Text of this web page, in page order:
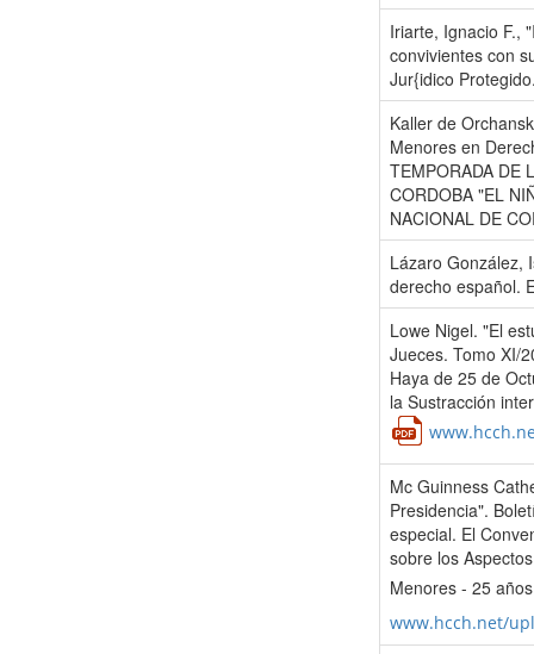
Iriarte, Ignacio F.,
convivientes con
Jur{idico
Kaller de
Menores en
TEMPORADA DE
CORDOBA "EL
NACIONAL DE
Lázaro González,
derecho español.
Lowe Nigel. "El
Jueces. Tomo XI/
Haya de 25 de
la Sustracción
Mc Guinness
Presidencia".
especial. El
sobre los
Menores - 25
www.hcch.net/